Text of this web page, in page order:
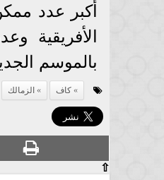
أكبر عدد
الأفريقية
بالموسم
كاف الزمالك
⇧